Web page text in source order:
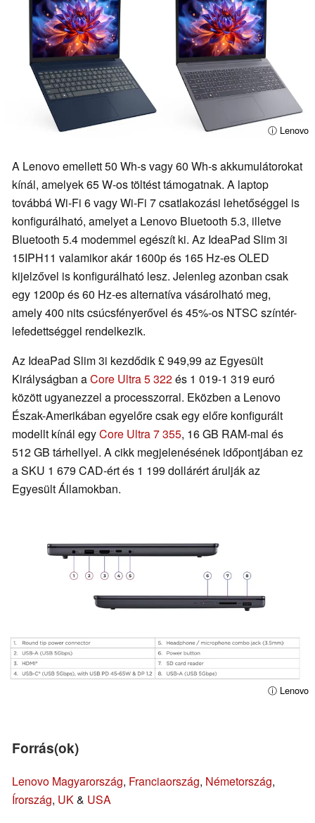
ⓘ Lenovo
A Lenovo emellett 50 Wh-s vagy 60 Wh-s akkumulátorokat
kínál, amelyek 65 W-os töltést támogatnak. A laptop
továbbá Wi-Fi 6 vagy Wi-Fi 7 csatlakozási lehetőséggel is
konfigurálható, amelyet a Lenovo Bluetooth 5.3, illetve
Bluetooth 5.4 modemmel egészít ki. Az IdeaPad Slim 3i
15IPH11 valamikor akár 1600p és 165 Hz-es OLED
kijelzővel is konfigurálható lesz. Jelenleg azonban csak
egy 1200p és 60 Hz-es alternatíva vásárolható meg,
amely 400 nits csúcsfényerővel és 45%-os NTSC színtér-
lefedettséggel rendelkezik.
Az IdeaPad Slim 3i kezdődik £ 949,99 az Egyesült
Királyságban aCore Ultra 5 322és 1 019-1 319 euró
között ugyanezzel a processzorral. Eközben a Lenovo
Észak-Amerikában egyelőre csak egy előre konfigurált
modellt kínál egyCore Ultra 7 355, 16 GB RAM-mal és
512 GB tárhellyel. A cikk megjelenésének időpontjában ez
a SKU 1 679 CAD-ért és 1 199 dollárért árulják az
Egyesült Államokban.
ⓘ Lenovo
Forrás(ok)
Lenovo Magyarország, Franciaország, Németország,
Írország, UK& USA